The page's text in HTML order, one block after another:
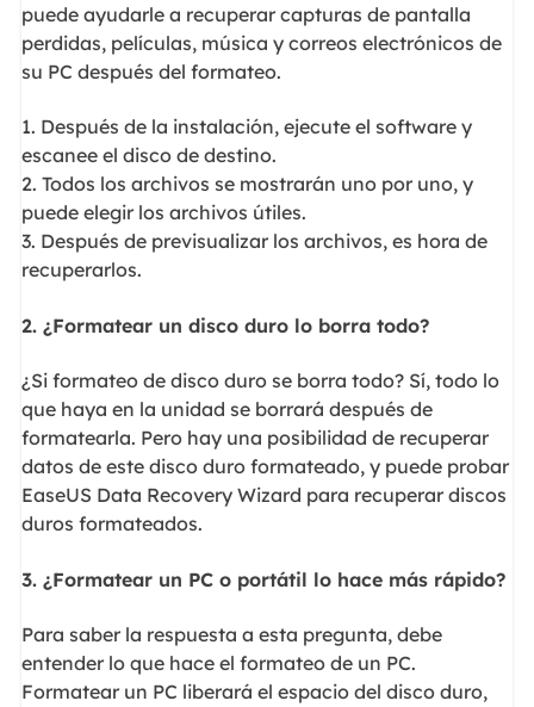
puede ayudarle a recuperar capturas de pantalla
perdidas, películas, música y correos electrónicos de
su PC después del formateo.
1. Después de la instalación, ejecute el software y
escanee el disco de destino.
2. Todos los archivos se mostrarán uno por uno, y
puede elegir los archivos útiles.
3. Después de previsualizar los archivos, es hora de
recuperarlos.
2. ¿Formatear un disco duro lo borra todo?
¿Si formateo de disco duro se borra todo? Sí, todo lo
que haya en la unidad se borrará después de
formatearla. Pero hay una posibilidad de recuperar
datos de este disco duro formateado, y puede probar
EaseUS Data Recovery Wizard para recuperar discos
duros formateados.
3. ¿Formatear un PC o portátil lo hace más rápido?
Para saber la respuesta a esta pregunta, debe
entender lo que hace el formateo de un PC.
Formatear un PC liberará el espacio del disco duro,